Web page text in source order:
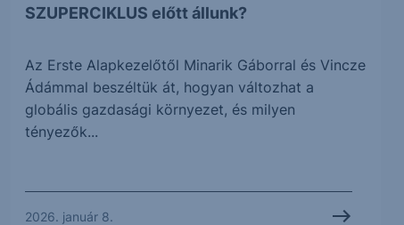
SZUPERCIKLUS előtt állunk?
Az Erste Alapkezelőtől Minarik Gáborral és Vincze
Ádámmal beszéltük át, hogyan változhat a
globális gazdasági környezet, és milyen
tényezők...
2026. január 8.